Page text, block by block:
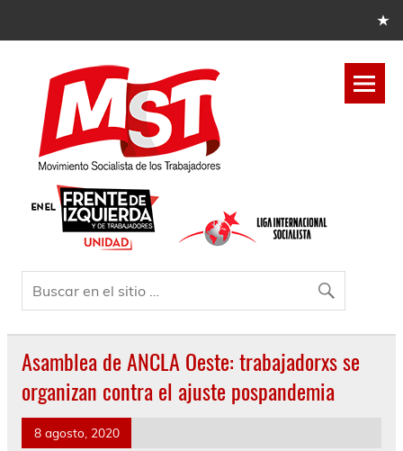
Asamblea de ANCLA Oeste: trabajadorxs se
organizan contra el ajuste pospandemia
8 agosto, 2020